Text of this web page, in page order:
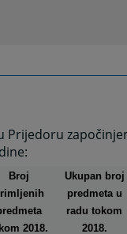
Broj
2018.
Ukupan broj
predmeta u
radu tokom
2018.